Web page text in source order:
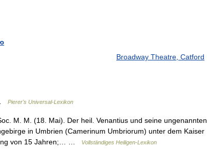
Broadway Theatre, Catford
Pierer's Universal-Lexikon
M. M. (18. Mai). Der heil. Venantius und seine ungenannten
in Umbrien (Camerinum Umbriorum) unter dem Kaiser
von 15 Jahren;… …
Vollständiges Heiligen-Lexikon